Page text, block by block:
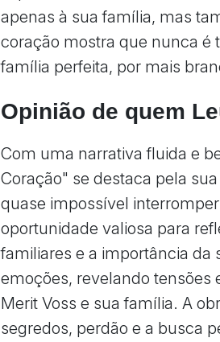
apenas à sua família, mas
coração mostra que nunca é
família perfeita, por mais
Opinião de quem
Com uma narrativa fluida e
Coração" se destaca pela
quase impossível
oportunidade valiosa para
familiares e a importância
emoções, revelando tensões
Merit Voss e sua família. A
segredos, perdão e a busca